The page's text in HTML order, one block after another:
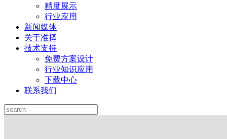
精度展示
行业应用
新闻媒体
关于准择
技术支持
免费方案设计
行业知识应用
下载中心
联系我们